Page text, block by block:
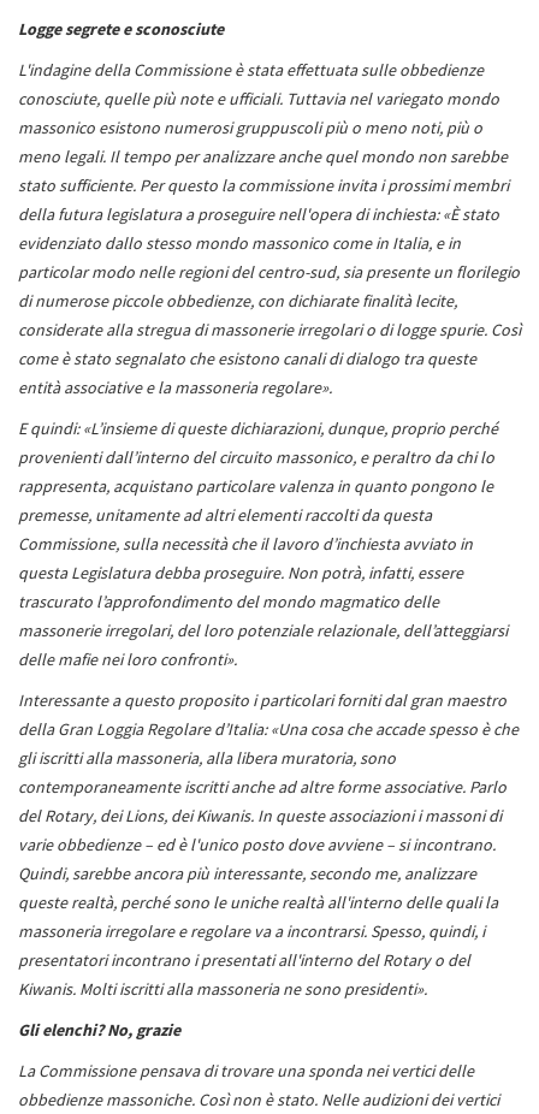
Logge segrete e sconosciute
L'indagine della Commissione è stata effettuata sulle obbedienze
conosciute, quelle più note e ufficiali. Tuttavia nel variegato mondo
massonico esistono numerosi gruppuscoli più o meno noti, più o
meno legali. Il tempo per analizzare anche quel mondo non sarebbe
stato sufficiente. Per questo la commissione invita i prossimi membri
della futura legislatura a proseguire nell'opera di inchiesta: «È stato
evidenziato dallo stesso mondo massonico come in Italia, e in
particolar modo nelle regioni del centro-sud, sia presente un florilegio
di numerose piccole obbedienze, con dichiarate finalità lecite,
considerate alla stregua di massonerie irregolari o di logge spurie. Così
come è stato segnalato che esistono canali di dialogo tra queste
entità associative e la massoneria regolare».
E quindi: «L’insieme di queste dichiarazioni, dunque, proprio perché
provenienti dall’interno del circuito massonico, e peraltro da chi lo
rappresenta, acquistano particolare valenza in quanto pongono le
premesse, unitamente ad altri elementi raccolti da questa
Commissione, sulla necessità che il lavoro d’inchiesta avviato in
questa Legislatura debba proseguire. Non potrà, infatti, essere
trascurato l’approfondimento del mondo magmatico delle
massonerie irregolari, del loro potenziale relazionale, dell’atteggiarsi
delle mafie nei loro confronti».
Interessante a questo proposito i particolari forniti dal gran maestro
della Gran Loggia Regolare d’Italia: «Una cosa che accade spesso è che
gli iscritti alla massoneria, alla libera muratoria, sono
contemporaneamente iscritti anche ad altre forme associative. Parlo
del Rotary, dei Lions, dei Kiwanis. In queste associazioni i massoni di
varie obbedienze – ed è l'unico posto dove avviene – si incontrano.
Quindi, sarebbe ancora più interessante, secondo me, analizzare
queste realtà, perché sono le uniche realtà all'interno delle quali la
massoneria irregolare e regolare va a incontrarsi. Spesso, quindi, i
presentatori incontrano i presentati all'interno del Rotary o del
Kiwanis. Molti iscritti alla massoneria ne sono presidenti».
Gli elenchi? No, grazie
La Commissione pensava di trovare una sponda nei vertici delle
obbedienze massoniche. Così non è stato. Nelle audizioni dei vertici